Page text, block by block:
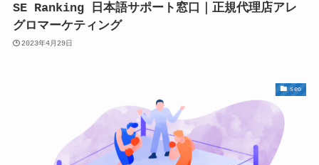
SE Ranking 日本語サポート窓口｜正規代理店アレ
グロマーケティング
2023年4月29日
seo